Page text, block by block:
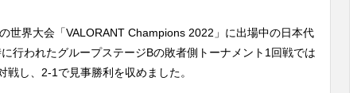
世界大会「VALORANT Champions 2022」に出場中の日本代
行われたグループステージBの敗者側トーナメント1回戦では
し、2-1で見事勝利を収めました。